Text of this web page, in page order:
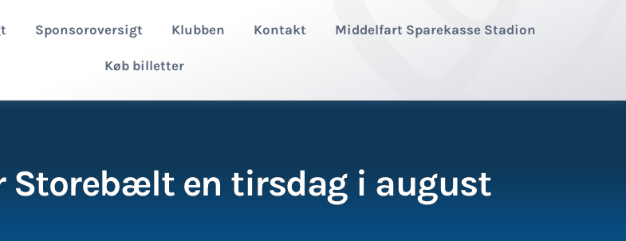
Sponsoroversigt Klubben Kontakt Middelfart Sparekasse Stadion
Køb billetter
Storebælt en tirsdag i august